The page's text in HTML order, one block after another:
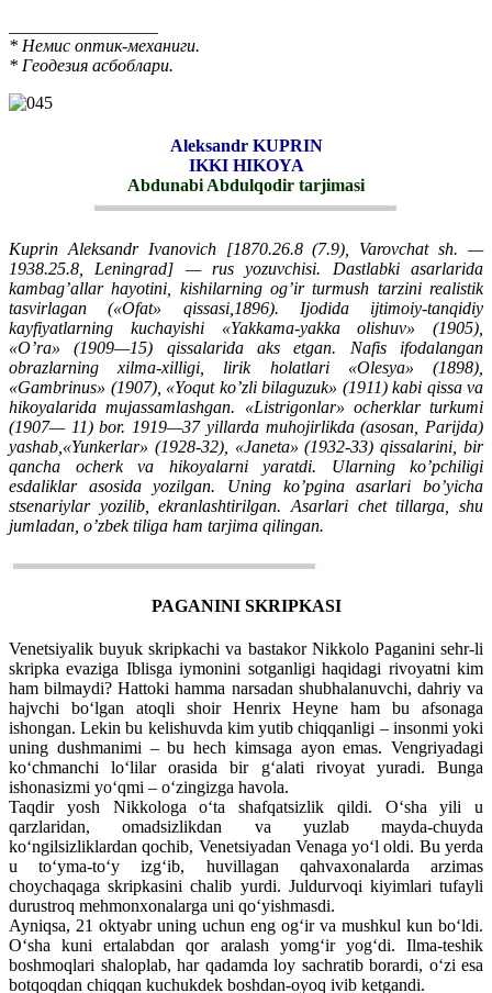
* Немис оптик-механиги.
* Геодезия асбоблари.
Aleksandr KUPRIN
IKKI HIKOYA
Abdunabi Abdulqodir tarjimasi
Kuprin Aleksandr Ivanovich [1870.26.8 (7.9), Varovchat sh. —
1938.25.8, Leningrad] — rus yozuvchisi. Dastlabki asarlarida
kambag’allar hayotini, kishilarning og’ir turmush tarzini realistik
tasvirlagan («Ofat» qissasi,1896). Ijodida ijtimoiy-tanqidiy
kayfiyatlarning kuchayishi «Yakkama-yakka olishuv» (1905),
«O’ra» (1909—15) qissalarida aks etgan. Nafis ifodalangan
obrazlarning xilma-xilligi, lirik holatlari «Olesya» (1898),
«Gambrinus» (1907), «Yoqut ko’zli bilaguzuk» (1911) kabi qissa va
hikoyalarida mujassamlashgan. «Listrigonlar» ocherklar turkumi
(1907— 11) bor. 1919—37 yillarda muhojirlikda (asosan, Parijda)
yashab,«Yunkerlar» (1928-32), «Janeta» (1932-33) qissalarini, bir
qancha ocherk va hikoyalarni yaratdi. Ularning ko’pchiligi
esdaliklar asosida yozilgan. Uning ko’pgina asarlari bo’yicha
stsenariylar yozilib, ekranlashtirilgan. Asarlari chet tillarga, shu
jumladan, o’zbek tiliga ham tarjima qilingan.
PAGANINI SKRIPKASI
Venetsiyalik buyuk skripkachi va bastakor Nikkolo Paganini sehr-li
skripka evaziga Iblisga iymonini sotganligi haqidagi rivoyatni kim
ham bilmaydi? Hattoki hamma narsadan shubhalanuvchi, dahriy va
hajvchi bo‘lgan atoqli shoir Henrix Heyne ham bu afsonaga
ishongan. Lekin bu kelishuvda kim yutib chiqqanligi – insonmi yoki
uning dushmanimi – bu hech kimsaga ayon emas. Vengriyadagi
ko‘chmanchi lo‘lilar orasida bir g‘alati rivoyat yuradi. Bunga
ishonasizmi yo‘qmi – o‘zingizga havola.
Taqdir yosh Nikkologa o‘ta shafqatsizlik qildi. O‘sha yili u
qarzlaridan, omadsizlikdan va yuzlab mayda-chuyda
ko‘ngilsizliklardan qochib, Venetsiyadan Venaga yo‘l oldi. Bu yerda
u to‘yma-to‘y izg‘ib, huvillagan qahvaxonalarda arzimas
choychaqaga skripkasini chalib yurdi. Juldurvoqi kiyimlari tufayli
durustroq mehmonxonalarga uni qo‘yishmasdi.
Ayniqsa, 21 oktyabr uning uchun eng og‘ir va mushkul kun bo‘ldi.
O‘sha kuni ertalabdan qor aralash yomg‘ir yog‘di. Ilma-teshik
boshmoqlari shaloplab, har qadamda loy sachratib borardi, o‘zi esa
botqoqdan chiqqan kuchukdek boshdan-oyoq ivib ketgandi.